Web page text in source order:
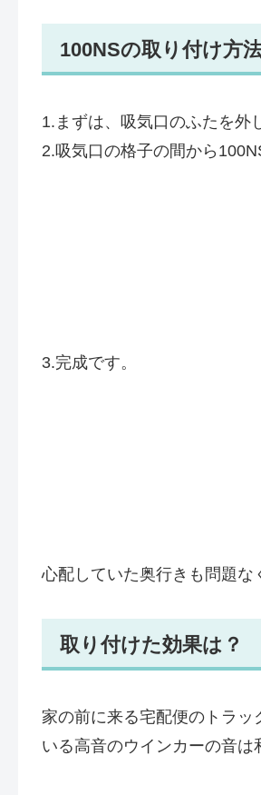
100NSの取り付け方
1.まずは、吸気口のふたを外
2.吸気口の格子の間から
3.完成です。
心配していた奥行きも問題な
取り付けた効果は？
家の前に来る宅配便のトラ
いる高音のウインカーの音は